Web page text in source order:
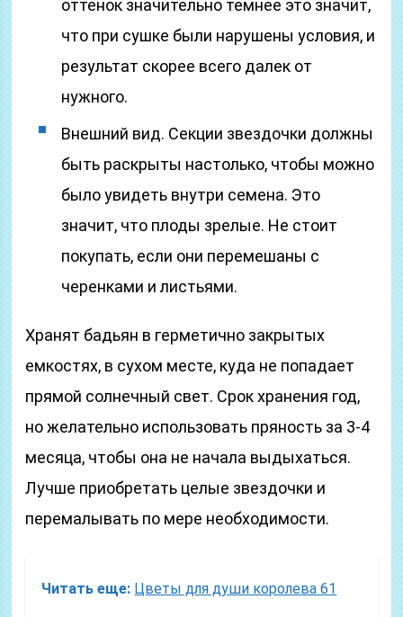
оттенок значительно темнее это значит,
что при сушке были нарушены условия, и
результат скорее всего далек от
нужного.
Внешний вид. Секции звездочки должны
быть раскрыты настолько, чтобы можно
было увидеть внутри семена. Это
значит, что плоды зрелые. Не стоит
покупать, если они перемешаны с
черенками и листьями.
Хранят бадьян в герметично закрытых
емкостях, в сухом месте, куда не попадает
прямой солнечный свет. Срок хранения год,
но желательно использовать пряность за 3-4
месяца, чтобы она не начала выдыхаться.
Лучше приобретать целые звездочки и
перемалывать по мере необходимости.
Читать еще: Цветы для души королева 61